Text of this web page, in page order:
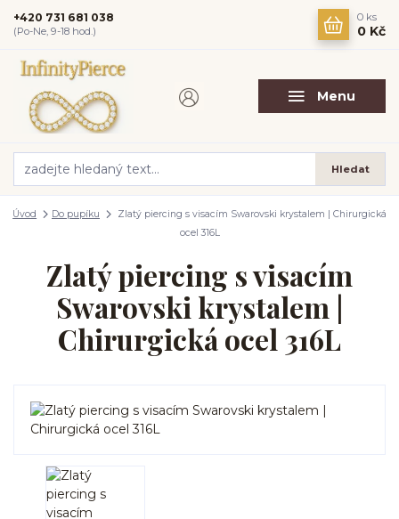
Menu
Hledat
+420 731 681 038
(Po-Ne, 9-18 hod.)
0 ks
0 Kč
Úvod Do pupíku
Zlatý piercing s visacím Swarovski krystalem | Chirurgická
ocel 316L
Zlatý piercing s visacím
Swarovski krystalem |
Chirurgická ocel 316L